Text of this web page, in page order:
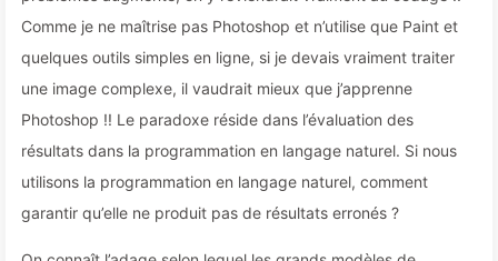
Comme je ne maîtrise pas Photoshop et n’utilise que Paint et
quelques outils simples en ligne, si je devais vraiment traiter
une image complexe, il vaudrait mieux que j’apprenne
Photoshop !! Le paradoxe réside dans l’évaluation des
résultats dans la programmation en langage naturel. Si nous
utilisons la programmation en langage naturel, comment
garantir qu’elle ne produit pas de résultats erronés ?